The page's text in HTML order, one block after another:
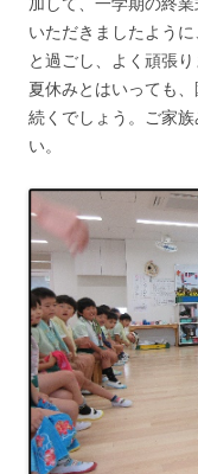
いただきましたよう
と過ごし、よく頑張り
夏休みとはいっても
続くでしょう。ご家
い。